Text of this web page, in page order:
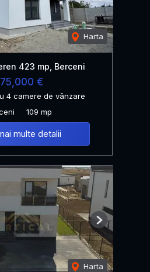
Harta
423 mp, Berceni
€
4 camere de vânzare
109 mp
multe detalii
Harta
Next